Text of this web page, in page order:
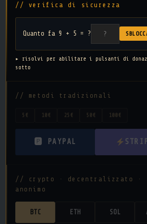
// verifica di sicurezza
Quanto fa 9 + 5 = ?
▸ risolvi per abilitare i pulsanti di
sotto
// metodi tradizionali
5€ 10€ 25€ 50€ 100€
🅿 PAYPAL
// crypto · decentralizzato ·
anonimo
BTC ETH SOL